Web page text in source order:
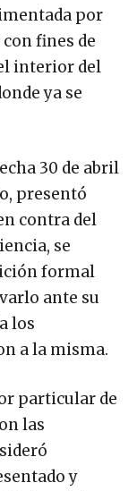
por
fines de
interior del
ya se
30 de abril
presentó
contra del
se
formal
ante su
los
a la misma.
particular de
las
y